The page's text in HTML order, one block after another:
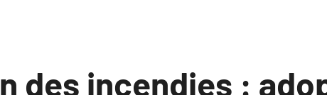
des incendies :